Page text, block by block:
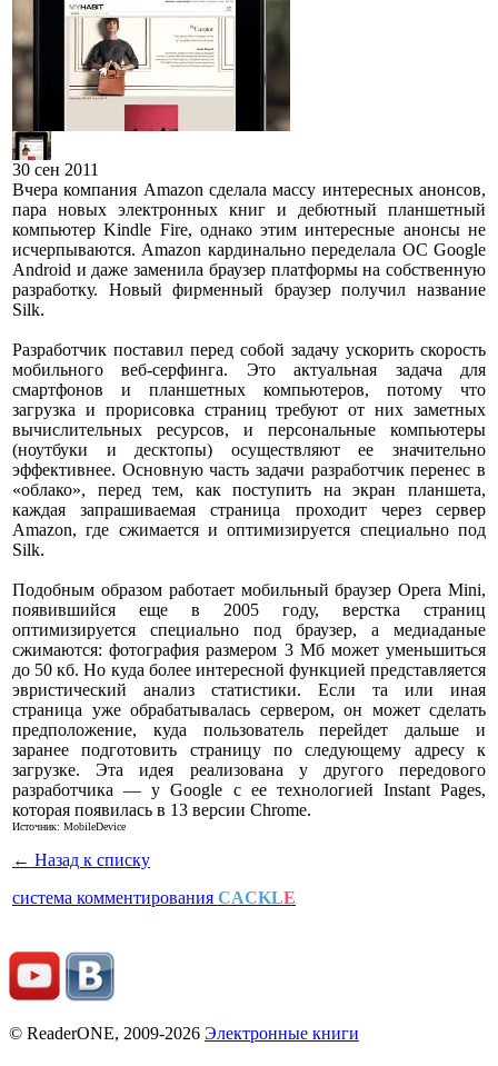
30 сен 2011
Вчера компания Amazon сделала массу интересных анонсов,
пара новых электронных книг и дебютный планшетный
компьютер Kindle Fire, однако этим интересные анонсы не
исчерпываются. Amazon кардинально переделала ОС Google
Android и даже заменила браузер платформы на собственную
разработку. Новый фирменный браузер получил название
Silk.
Разработчик поставил перед собой задачу ускорить скорость
мобильного веб-серфинга. Это актуальная задача для
смартфонов и планшетных компьютеров, потому что
загрузка и прорисовка страниц требуют от них заметных
вычислительных ресурсов, и персональные компьютеры
(ноутбуки и десктопы) осуществляют ее значительно
эффективнее. Основную часть задачи разработчик перенес в
«облако», перед тем, как поступить на экран планшета,
каждая запрашиваемая страница проходит через сервер
Amazon, где сжимается и оптимизируется специально под
Silk.
Подобным образом работает мобильный браузер Opera Mini,
появившийся еще в 2005 году, верстка страниц
оптимизируется специально под браузер, а медиаданые
сжимаются: фотография размером 3 Мб может уменьшиться
до 50 кб. Но куда более интересной функцией представляется
эвристический анализ статистики. Если та или иная
страница уже обрабатывалась сервером, он может сделать
предположение, куда пользователь перейдет дальше и
заранее подготовить страницу по следующему адресу к
загрузке. Эта идея реализована у другого передового
разработчика — у Google с ее технологией Instant Pages,
которая появилась в 13 версии Chrome.
Источник: MobileDevice
← Назад к списку
система комментирования CACKLE
© ReaderONE, 2009-2026 Электронные книги